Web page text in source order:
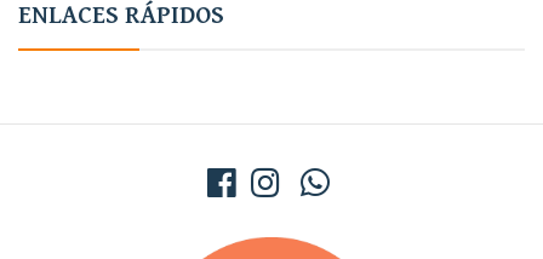
ENLACES RÁPIDOS